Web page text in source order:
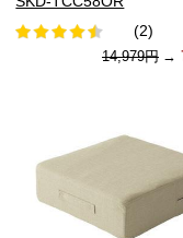
(2)
14,979円 →